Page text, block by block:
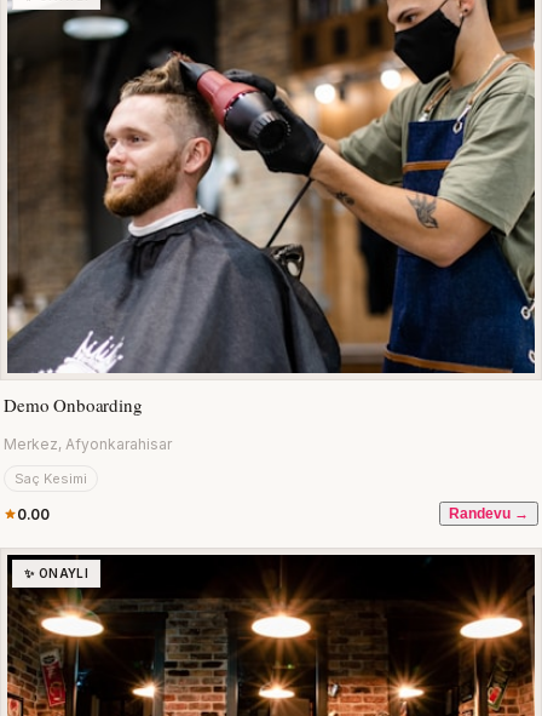
Demo Onboarding
Merkez, Afyonkarahisar
Saç Kesimi
0.00 Randevu →
✨ ONAYLI